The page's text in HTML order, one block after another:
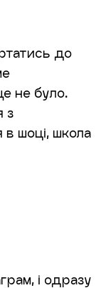
до
не було.
з
в шоці, школа
і одразу